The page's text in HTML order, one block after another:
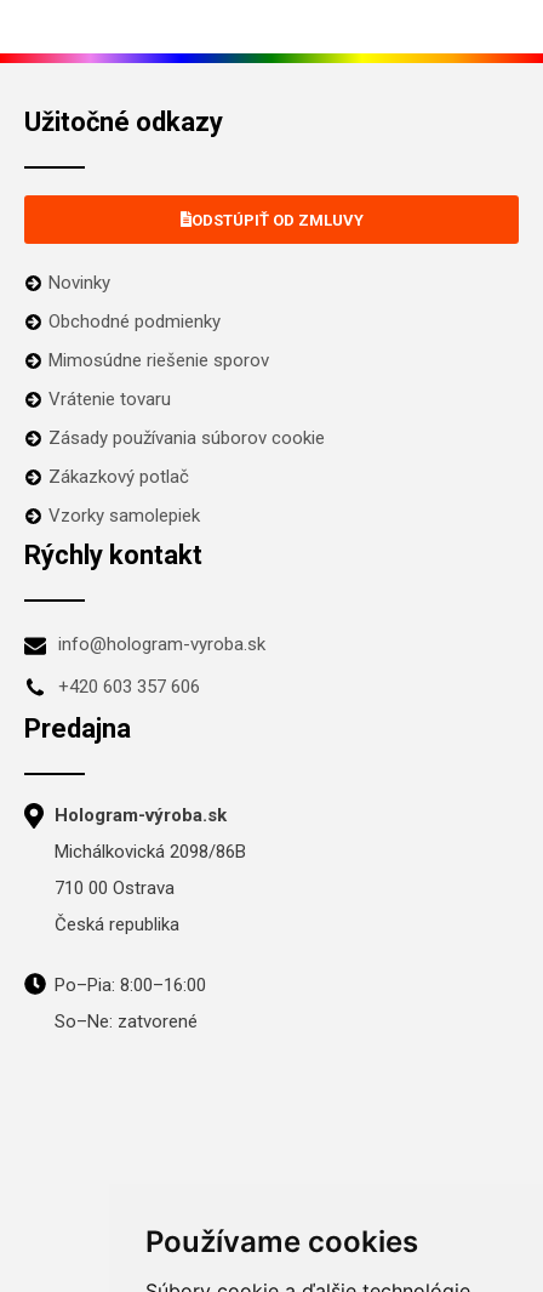
Používame cookies
Užitočné odkazy
ODSTÚPIŤ OD ZMLUVY
Novinky
Obchodné podmienky
Mimosúdne riešenie sporov
Vrátenie tovaru
Zásady používania súborov cookie
Zákazkový potlač
Vzorky samolepiek
Rýchly kontakt
info@hologram-vyroba.sk
+420 603 357 606
Predajna
Hologram-výroba.sk
Michálkovická 2098/86B
710 00 Ostrava
Česká republika
Po–Pia: 8:00–16:00
So–Ne: zatvorené